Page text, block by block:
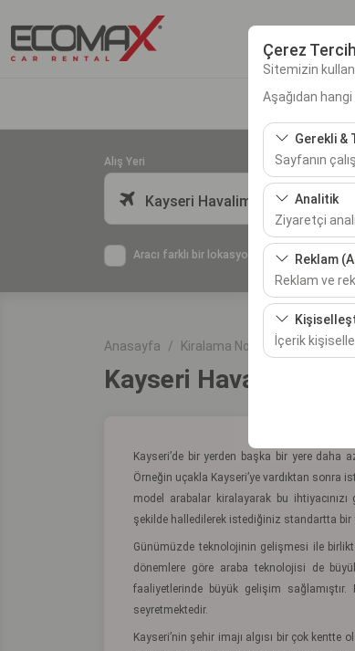
Çerez
Sitemizin
Aşağıdan
Gerekli &
Sayfanın
Bu çerezler
bırakılamaz.
Analitik
Ziyaretçi
Bu çerezler,
etmemizi
Reklam
Reklam ve
Bu çerezler,
etkinliğini
İçerik
Alış Yeri
Kayseri Havalimanı
Aracı farklı bir lokasyona bırakacağım
Anasayfa Kiralama Noktaları Kayseri
Kayseri Havalimanı
Kayseri’de bir yerden başka bir yere
Örneğin uçakla Kayseri’ye vardıktan
model arabalar kiralayarak bu
şekilde halledilerek istediğiniz standartta
Günümüzde teknolojinin gelişmesi ile
dönemlere göre araba teknolojisi de
faaliyetlerinde büyük gelişim
seyretmektedir.
Kayseri’nin şehir imajı algısı bir çok kentte